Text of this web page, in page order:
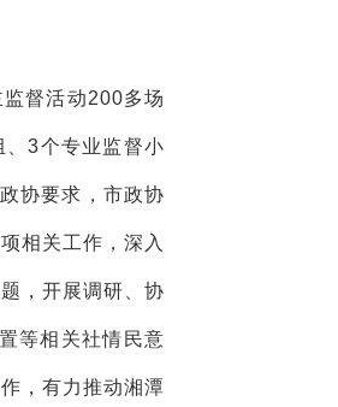
督活动200多场
3个专业监督小
协要求，市政协
相关工作，深入
，开展调研、协
等相关社情民意
，有力推动湘潭